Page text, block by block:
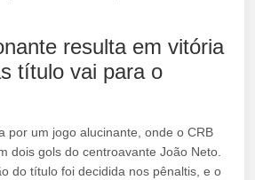
resulta em vitória
título vai para o
por um jogo alucinante, onde o CRB
dois gols do centroavante João Neto.
do título foi decidida nos pênaltis, e o